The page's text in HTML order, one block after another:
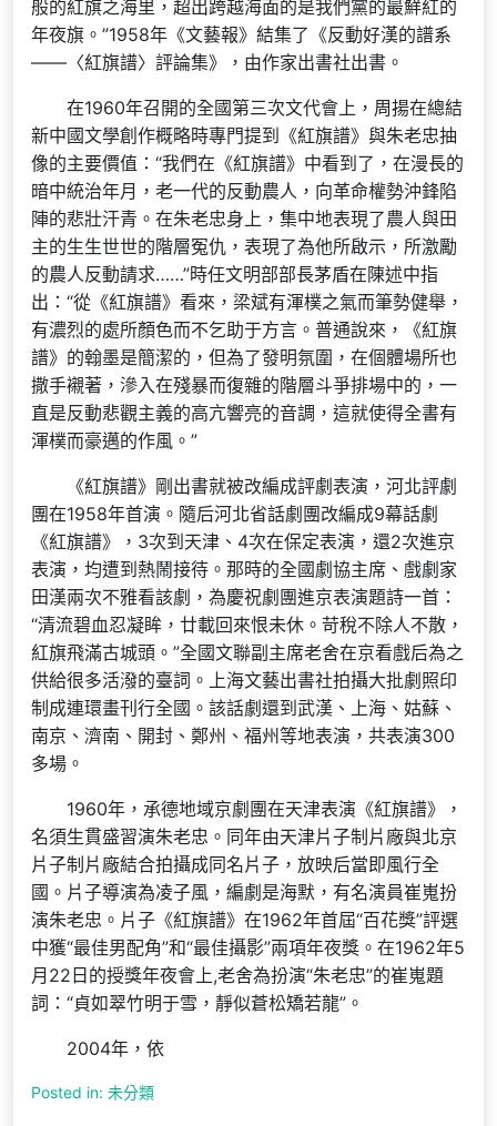
般的紅旗之海里，超出跨越海面的是我們黨的最鮮紅的
年夜旗。”1958年《文藝報》結集了《反動好漢的譜系
——〈紅旗譜〉評論集》，由作家出書社出書。
在1960年召開的全國第三次文代會上，周揚在總結
新中國文學創作概略時專門提到《紅旗譜》與朱老忠抽
像的主要價值：“我們在《紅旗譜》中看到了，在漫長的
暗中統治年月，老一代的反動農人，向革命權勢沖鋒陷
陣的悲壯汗青。在朱老忠身上，集中地表現了農人與田
主的生生世世的階層冤仇，表現了為他所啟示，所激勵
的農人反動請求……”時任文明部部長茅盾在陳述中指
出：“從《紅旗譜》看來，梁斌有渾樸之氣而筆勢健舉，
有濃烈的處所顏色而不乞助于方言。普通說來，《紅旗
譜》的翰墨是簡潔的，但為了發明氛圍，在個體場所也
撒手襯著，滲入在殘暴而復雜的階層斗爭排場中的，一
直是反動悲觀主義的高亢響亮的音調，這就使得全書有
渾樸而豪邁的作風。”
《紅旗譜》剛出書就被改編成評劇表演，河北評劇
團在1958年首演。隨后河北省話劇團改編成9幕話劇
《紅旗譜》，3次到天津、4次在保定表演，還2次進京
表演，均遭到熱鬧接待。那時的全國劇協主席、戲劇家
田漢兩次不雅看該劇，為慶祝劇團進京表演題詩一首：
“清流碧血忍凝眸，廿載回來恨未休。苛稅不除人不散，
紅旗飛滿古城頭。”全國文聯副主席老舍在京看戲后為之
供給很多活潑的臺詞。上海文藝出書社拍攝大批劇照印
制成連環畫刊行全國。該話劇還到武漢、上海、姑蘇、
南京、濟南、開封、鄭州、福州等地表演，共表演300
多場。
1960年，承德地域京劇團在天津表演《紅旗譜》，
名須生貫盛習演朱老忠。同年由天津片子制片廠與北京
片子制片廠結合拍攝成同名片子，放映后當即風行全
國。片子導演為凌子風，編劇是海默，有名演員崔嵬扮
演朱老忠。片子《紅旗譜》在1962年首屆“百花獎”評選
中獲“最佳男配角”和“最佳攝影”兩項年夜獎。在1962年5
月22日的授獎年夜會上,老舍為扮演“朱老忠”的崔嵬題
詞：“貞如翠竹明于雪，靜似蒼松矯若龍”。
2004年，依
Posted in: 未分類